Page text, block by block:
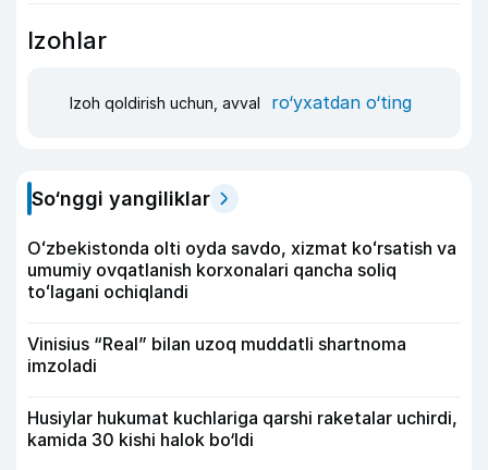
Izohlar
Izoh qoldirish uchun, avval ro‘yxatdan o‘ting
So‘nggi yangiliklar
Oʻzbekistonda olti oyda savdo, xizmat koʻrsatish va
umumiy ovqatlanish korxonalari qancha soliq
toʻlagani ochiqlandi
Vinisius “Real” bilan uzoq muddatli shartnoma
imzoladi
Husiylar hukumat kuchlariga qarshi raketalar uchirdi,
kamida 30 kishi halok bo‘ldi